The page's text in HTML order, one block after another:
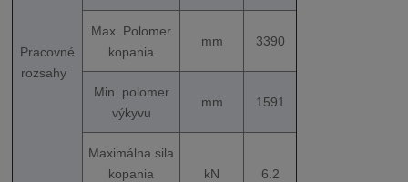
Pracovné
rozsahy
Max. Polomer
kopania
mm 3390
Min .polomer
výkyvu
mm 1591
Maximálna sila
kopania
kN 6.2